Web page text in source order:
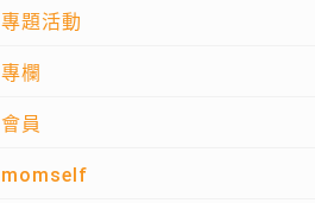
專題活動
專欄
會員
momself